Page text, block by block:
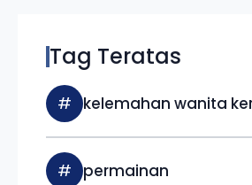
Tag Teratas
# kelemahan wanita
# permainan